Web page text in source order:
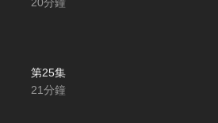
第25集
21分鐘